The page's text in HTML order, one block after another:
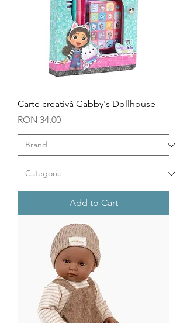
Carte creativă Gabby's Dollhouse
Price
RON 34.00
Add to Cart